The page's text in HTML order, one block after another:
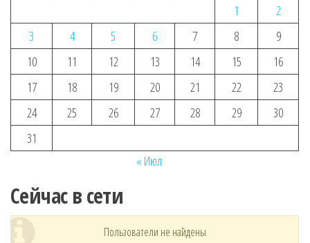
1
2
3
4 5 6 7 8
9
10
11 12 13 14 15
16
17
18 19 20 21 22
23
24
25 26 27 28 29
30
31
« Июл
Сейчас в сети
Пользователи не найдены